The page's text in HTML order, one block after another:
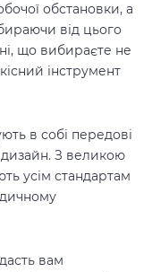
обстановки, а
від цього
що вибираєте не
інструмент
в собі передові
дизайн. З великою
усім стандартам
вам